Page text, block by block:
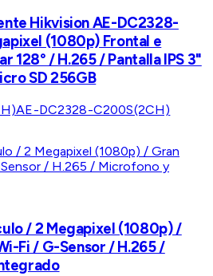
Hikvision AE-DC2328-
(1080p) Frontal e
128° / H.265 / Pantalla IPS 3"
SD 256GB
AE-DC2328-C200S(2CH)
/ 2 Megapixel (1080p) /
Fi / G-Sensor / H.265 /